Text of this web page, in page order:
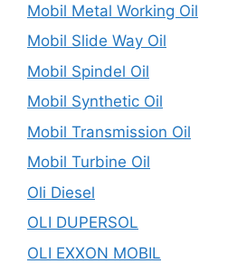
Mobil Metal Working Oil
Mobil Slide Way Oil
Mobil Spindel Oil
Mobil Synthetic Oil
Mobil Transmission Oil
Mobil Turbine Oil
Oli Diesel
OLI DUPERSOL
OLI EXXON MOBIL